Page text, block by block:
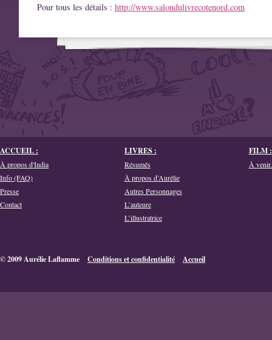
Pour tous les détails : http://www.salondulivrecotenord.com
ACCUEIL :
À propos d'India
Info (FAQ)
Presse
Contact
LIVRES :
Résumés
À propos d’Aurélie
Autres Personnages
L’auteure
L’illustratrice
FILM :
À
© 2009 Aurélie Laflamme Conditions et confidentialité Accueil